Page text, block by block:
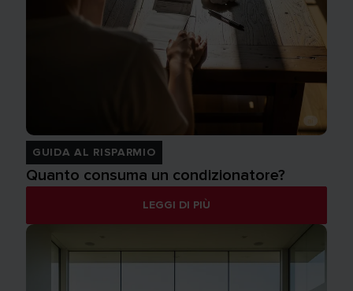
GUIDA AL RISPARMIO
Quanto consuma un condizionatore?
LEGGI DI PIÙ